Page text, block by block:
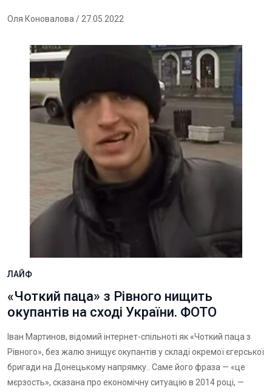
Оля Коновалова / 27.05.2022
ЛАЙФ
«Чоткий паца» з Рівного нищить
окупантів на сході України. ФОТО
Іван Мартинов, відомий інтернет-спільноті як «Чоткий паца з
Рівного», без жалю знищує окупантів у складі окремої єгерської
бригади на Донецькому напрямку.. Саме його фраза — «це
мєрзость», сказана про економічну ситуацію в 2014 році, —